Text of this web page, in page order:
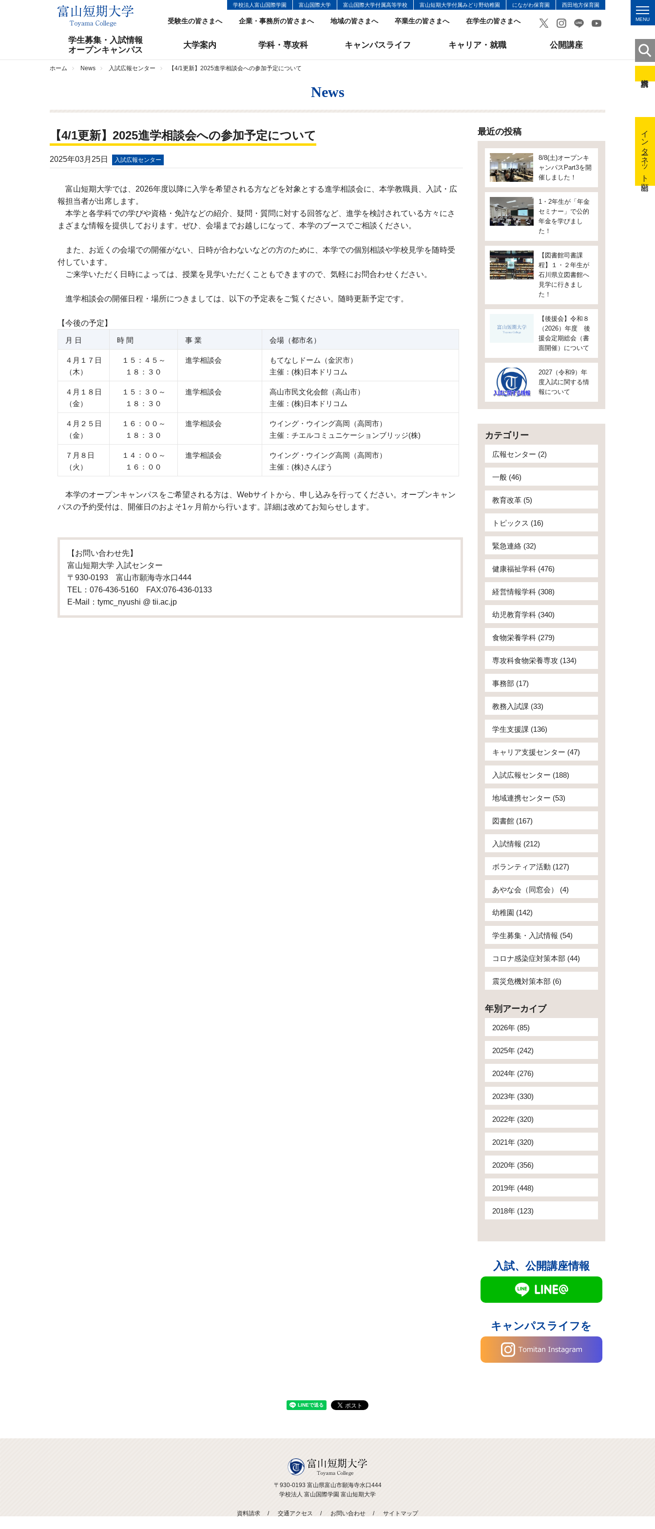
学校法人富山国際学園 富山国際大学 富山国際大学付属高等学校 富山短期大学付属みどり野幼稚園 にながわ保育園 西田地方保育園
受験生の皆さまへ 企業・事務所の皆さまへ 地域の皆さまへ 卒業生の皆さまへ 在学生の皆さまへ MENU
学生募集・入試情報
オープンキャンパス
大学案内 学科・専攻科 キャンパスライフ キャリア・就職 公開講座
インターネット出願
ホーム News 入試広報センター 【4/1更新】2025進学相談会への参加予定について
News
【4/1更新】2025進学相談会への参加予定について
2025年03月25日 入試広報センター
富山短期大学では、2026年度以降に入学を希望される方などを対象とする進学相談会に、本学教職員、入試・広
報担当者が出席します。
本学と各学科での学びや資格・免許などの紹介、疑問・質問に対する回答など、進学を検討されている方々にさ
まざまな情報を提供しております。ぜひ、会場までお越しになって、本学のブースでご相談ください。
また、お近くの会場での開催がない、日時が合わないなどの方のために、本学での個別相談や学校見学を随時受
付しています。
ご来学いただく日時によっては、授業を見学いただくこともできますので、気軽にお問合わせください。
進学相談会の開催日程・場所につきましては、以下の予定表をご覧ください。随時更新予定です。
【今後の予定】
月 日 時 間 事 業 会場（都市名）
４月１７日
（木）
１５：４５～
１８：３０
進学相談会
もてなしドーム（金沢市）
主催：(株)日本ドリコム
４月１８日
（金）
１５：３０～
１８：３０
進学相談会
高山市民文化会館（高山市）
主催：(株)日本ドリコム
４月２５日
（金）
１６：００～
１８：３０
進学相談会
ウイング・ウイング高岡（高岡市）
主催： チエルコミュニケーションブリッジ(株)
７月８日
（火）
１４：００～
１６：００
進学相談会
ウイング・ウイング高岡（高岡市）
主催：(株)さんぽう
本学のオープンキャンパスをご希望される方は、Webサイトから、申し込みを行ってください。オープンキャン
パスの予約受付は、開催日のおよそ1ヶ月前から行います。詳細は改めてお知らせします。
【お問い合わせ先】
富山短期大学 入試センター
〒930-0193 富山市願海寺水口444
TEL：076-436-5160 FAX:076-436-0133
E-Mail：tymc_nyushi @ tii.ac.jp
最近の投稿
8/8(土)オープンキ
ャンパスPart3を開
催しました！
1・2年生が「年金
セミナー」で公的
年金を学びまし
た！
【図書館司書課
程】１・２年生が
石川県立図書館へ
見学に行きまし
た！
【後援会】令和８
（2026）年度 後
援会定期総会（書
面開催）について
2027（令和9）年
度入試に関する情
報について
カテゴリー
広報センター (2)
一般 (46)
教育改革 (5)
トピックス (16)
緊急連絡 (32)
健康福祉学科 (476)
経営情報学科 (308)
幼児教育学科 (340)
食物栄養学科 (279)
専攻科食物栄養専攻 (134)
事務部 (17)
教務入試課 (33)
学生支援課 (136)
キャリア支援センター (47)
入試広報センター (188)
地域連携センター (53)
図書館 (167)
入試情報 (212)
ボランティア活動 (127)
あやな会（同窓会） (4)
幼稚園 (142)
学生募集・入試情報 (54)
コロナ感染症対策本部 (44)
震災危機対策本部 (6)
年別アーカイブ
2026年 (85)
2025年 (242)
2024年 (276)
2023年 (330)
2022年 (320)
2021年 (320)
2020年 (356)
2019年 (448)
2018年 (123)
入試、公開講座情報
キャンパスライフを
〒930-0193 富山県富山市願海寺水口444
学校法人 富山国際学園 富山短期大学
資料請求 交通アクセス お問い合わせ サイトマップ